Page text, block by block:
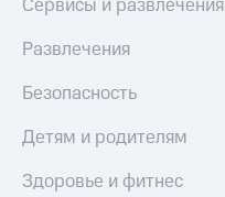
Сервисы и развлечения
Развлечения
Безопасность
Детям и родителям
Здоровье и фитнес